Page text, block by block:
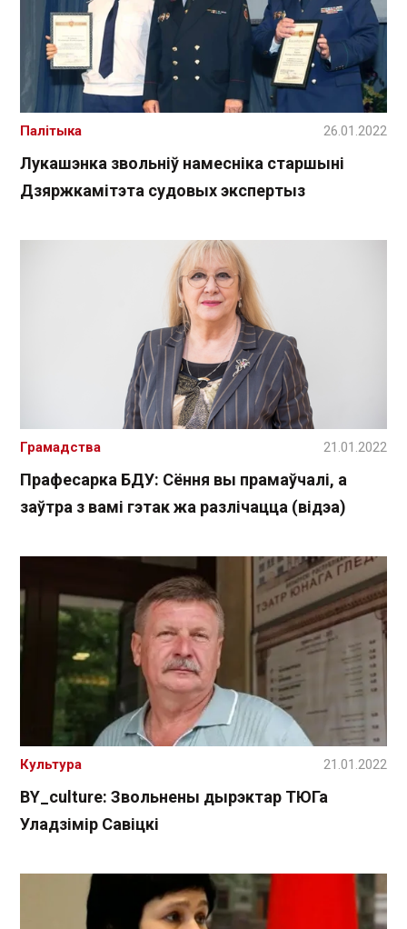
Лукашэнка звольніў намесніка старшыні
Дзяржкамітэта судовых экспертыз
Палітыка 26.01.2022
Прафесарка БДУ: Сёння вы прамаўчалі, а
заўтра з вамі гэтак жа разлічацца (відэа)
Грамадства 21.01.2022
BY_culture: Звольнены дырэктар ТЮГа
Уладзімір Савіцкі
Культура 21.01.2022